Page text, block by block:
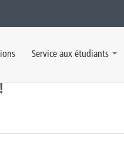
Service aux étudiants